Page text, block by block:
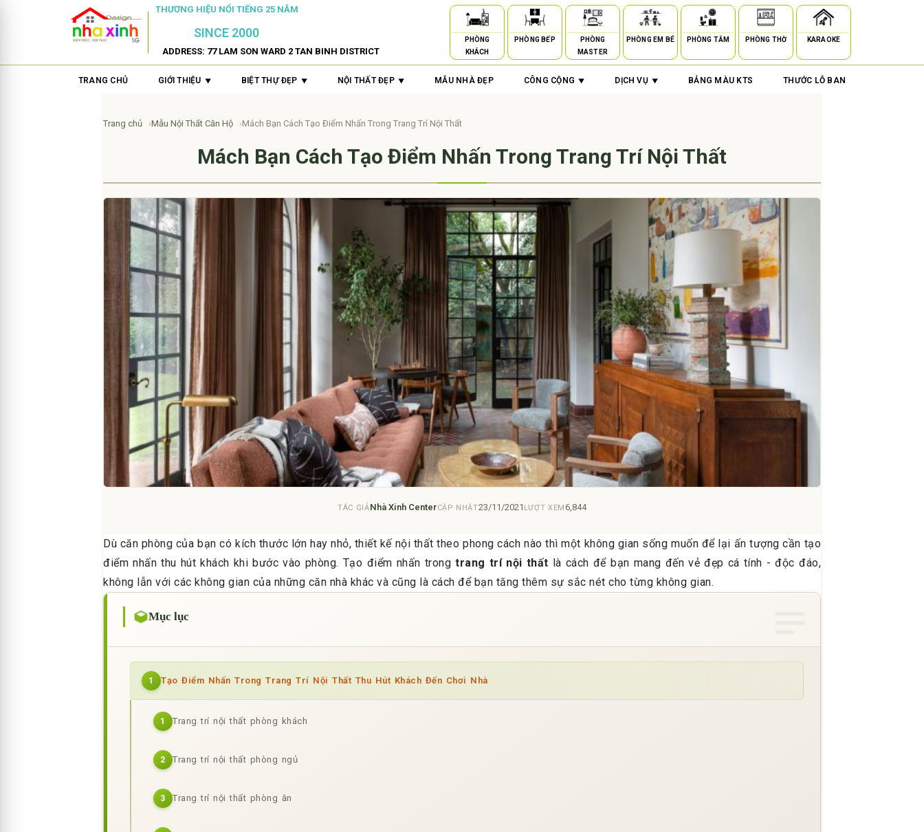
THƯƠNG HIỆU NỔI TIẾNG 25 NĂM
SINCE 2000
ADDRESS: 77 LAM SON WARD 2 TAN BINH DISTRICT
PHÒNG
KHÁCH
PHÒNG BẾP
PHÒNG
MASTER
PHÒNG EM BÉ PHÒNG TẮM PHÒNG THỜ KARAOKE
TRANG CHỦ GIỚI THIỆU BIỆT THỰ ĐẸP NỘI THẤT ĐẸP MẪU NHÀ ĐẸP CÔNG CỘNG DỊCH VỤ BẢNG MÀU KTS THƯỚC LỖ BAN
Trang chủ Mẫu Nội Thất Căn Hộ Mách Bạn Cách Tạo Điểm Nhấn Trong Trang Trí Nội Thất
Mách Bạn Cách Tạo Điểm Nhấn Trong Trang Trí Nội Thất
TÁC GIẢNhà Xinh CenterCẬP NHẬT23/11/2021 LƯỢT XEM6,844
Dù căn phòng của bạn có kích thước lớn hay nhỏ, thiết kế nội thất theo phong cách nào thì một không gian sống muốn để lại ấn tượng cần tạo
điểm nhấn thu hút khách khi bước vào phòng. Tạo điểm nhấn trongtrang trí nội thất là cách để bạn mang đến vẻ đẹp cá tính - độc đáo,
không lẫn với các không gian của những căn nhà khác và cũng là cách để bạn tăng thêm sự sắc nét cho từng không gian.
Mục lục
1 Tạo Điểm Nhấn Trong Trang Trí Nội Thất Thu Hút Khách Đến Chơi Nhà
1 Trang trí nội thất phòng khách
2 Trang trí nội thất phòng ngủ
3 Trang trí nội thất phòng ăn